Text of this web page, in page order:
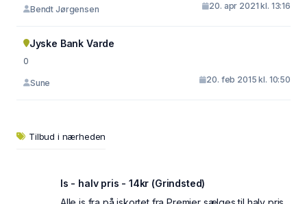
Bendt Jørgensen 20. apr 2021 kl. 13:16
Jyske Bank Varde
0
Sune 20. feb 2015 kl. 10:50
Tilbud i nærheden
Is - halv pris - 14kr (Grindsted)